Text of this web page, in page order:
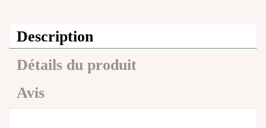
Description
Détails du produit
Avis